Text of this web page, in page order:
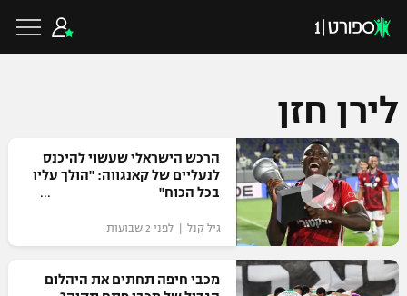
כדורגל ישראלי
ליגת העל
כדורגל עולמי
ליגת האלופות
כדורסל ישראלי
לירן חזן
הרכש הישראלי שעשוי להיכנס
לנעליים של קאנגווה: "הולך עליו
בכל הכוח"
גיל קנל | לפני 2 שבועות
מכבי חיפה תחתים את היהלום